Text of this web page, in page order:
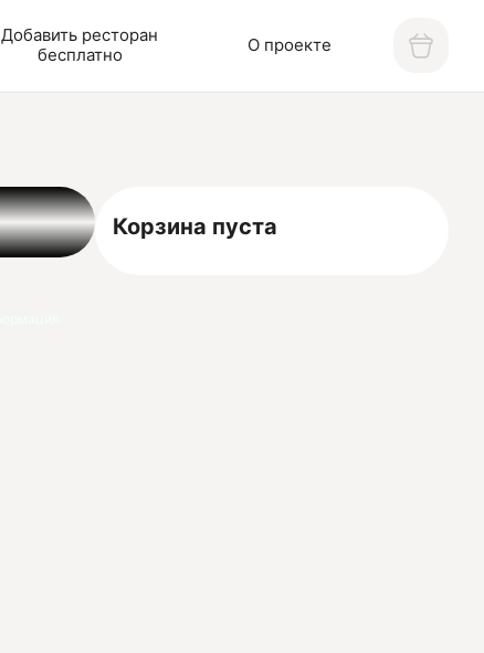
Добавить ресторан
бесплатно
О проекте
Корзина пуста